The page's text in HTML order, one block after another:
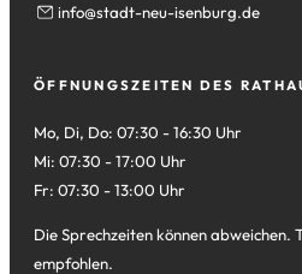
info stadt-neu-isenburg de
ÖFFNUNGSZEITEN DES
Mo, Di, Do: 07:30 - 16:30 Uhr
Mi: 07:30 - 17:00 Uhr
Fr: 07:30 - 13:00 Uhr
Die Sprechzeiten können
empfohlen.